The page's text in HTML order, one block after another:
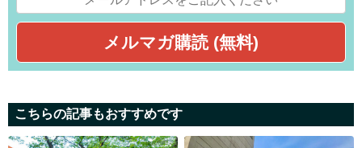
こちらの記事もおすすめです